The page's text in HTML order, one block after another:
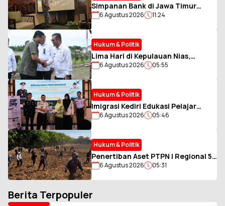
Simpanan Bank di Jawa Timur
Bergeser ke Nominal Besar,
Tetap Dominan
6 Agustus 2026 11:24
Hukum & Politik
Lima Hari di Kepulauan Nias,
Gubernur Sumut Bawa Misi
6 Agustus 2026 05:55
Hukum & Politik
Imigrasi Kediri Edukasi Pelajar
SMKN 2 Jombang Cegah TPPO dan
6 Agustus 2026 05:46
Hukum & Politik
Penertiban Aset PTPN I Regional 5
di Jember Berlangsung Kondusif
6 Agustus 2026 05:31
Berita Terpopuler